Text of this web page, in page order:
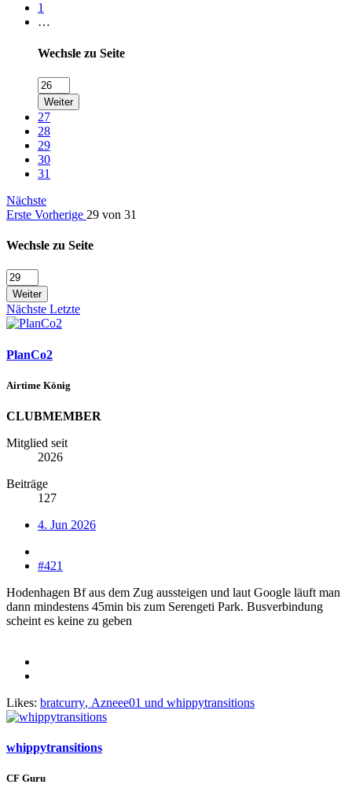
1
…
Wechsle zu Seite
Weiter
27
28
29
30
31
Nächste
Erste Vorherige 29 von 31
Wechsle zu Seite
Weiter
Nächste Letzte
PlanCo2
Airtime König
CLUBMEMBER
Mitglied seit
2026
Beiträge
127
4. Jun 2026
#421
Hodenhagen Bf aus dem Zug aussteigen und laut Google läuft man
dann mindestens 45min bis zum Serengeti Park. Busverbindung
scheint es keine zu geben
Likes: bratcurry, Azneee01 und whippytransitions
whippytransitions
CF Guru